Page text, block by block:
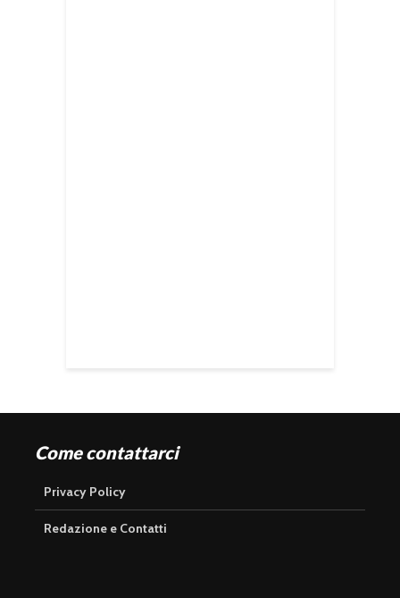
Come contattarci
Privacy Policy
Redazione e Contatti